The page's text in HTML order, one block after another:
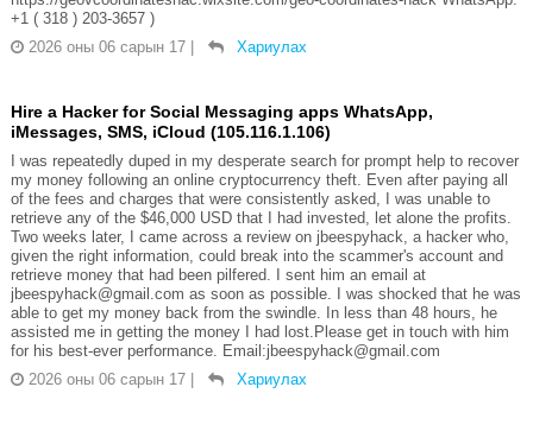
+1 ( 318 ) 203-3657 )
2026 оны 06 сарын 17
Хариулах
Hire a Hacker for Social Messaging apps WhatsApp,
iMessages, SMS, iCloud (105.116.1.106)
I was repeatedly duped in my desperate search for prompt help to recover
my money following an online cryptocurrency theft. Even after paying all
of the fees and charges that were consistently asked, I was unable to
retrieve any of the $46,000 USD that I had invested, let alone the profits.
Two weeks later, I came across a review on jbeespyhack, a hacker who,
given the right information, could break into the scammer's account and
retrieve money that had been pilfered. I sent him an email at
jbeespyhack@gmail.com as soon as possible. I was shocked that he was
able to get my money back from the swindle. In less than 48 hours, he
assisted me in getting the money I had lost.Please get in touch with him
for his best-ever performance. Email:jbeespyhack@gmail.com
2026 оны 06 сарын 17
Хариулах